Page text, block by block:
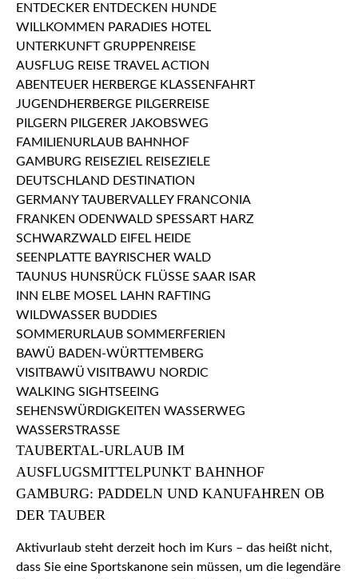
TAUBERTAL-URLAUB IM
AUSFLUGSMITTELPUNKT BAHNHOF
GAMBURG: PADDELN UND KANUFAHREN OB
DER TAUBER
Aktivurlaub steht derzeit hoch im Kurs – das heißt nicht,
dass Sie eine Sportskanone sein müssen, um die legendäre